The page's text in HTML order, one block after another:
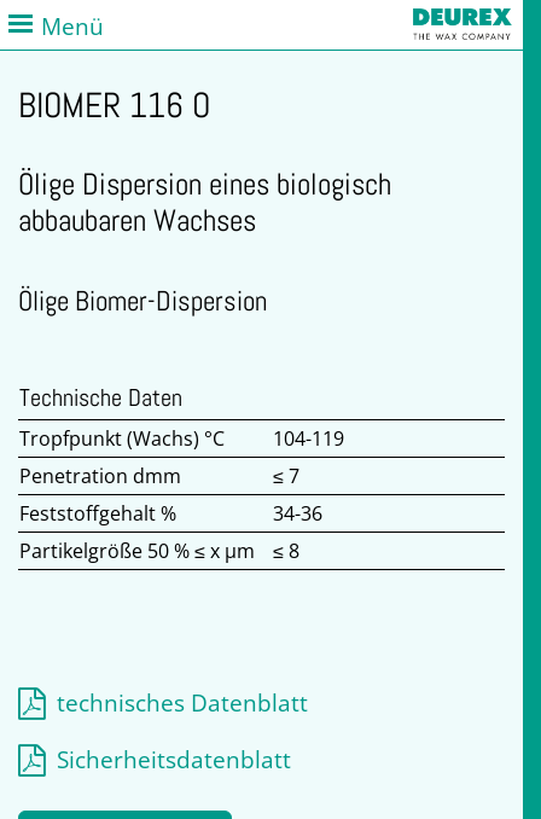
Menü
BIOMER 116 O
Ölige Dispersion eines biologisch
abbaubaren Wachses
Ölige Biomer-Dispersion
Technische Daten
Tropfpunkt (Wachs) °C
104-119
Penetration dmm
≤ 7
Feststoffgehalt %
34-36
Partikelgröße 50 % ≤ x µm
≤ 8
technisches Datenblatt
Sicherheitsdatenblatt